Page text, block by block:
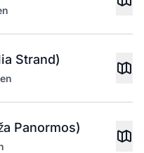
Strand)
Panormos)